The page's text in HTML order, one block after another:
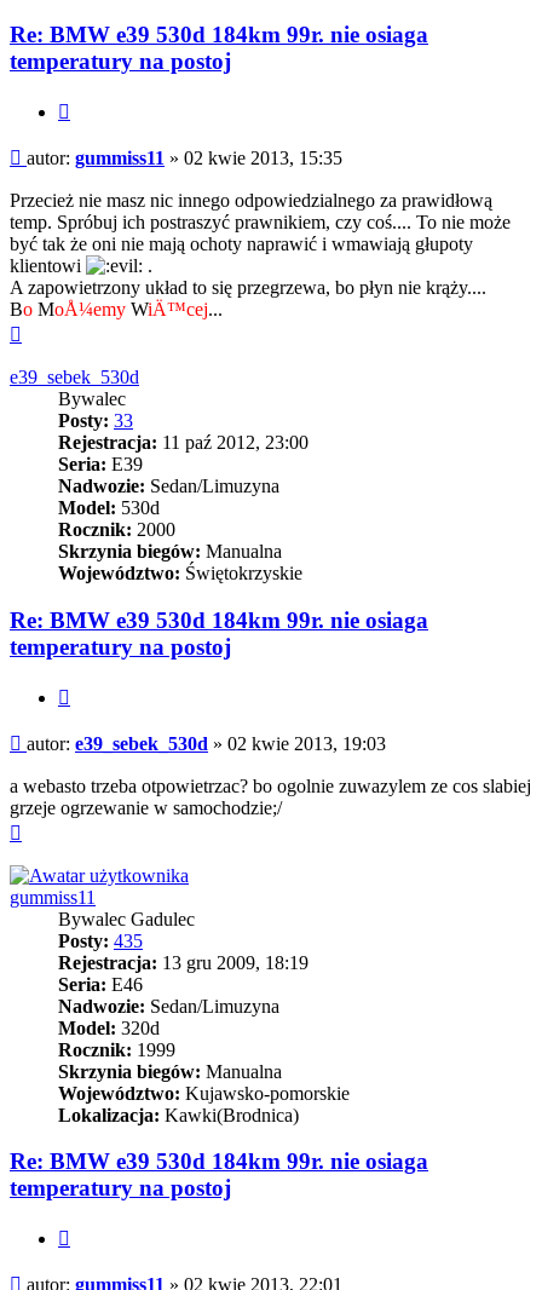
Re: BMW e39 530d 184km 99r. nie osiaga
temperatury na postoj
Post
autor: gummiss11 » 02 kwie 2013, 15:35
Przecież nie masz nic innego odpowiedzialnego za prawidłową
temp. Spróbuj ich postraszyć prawnikiem, czy coś.... To nie może
być tak że oni nie mają ochoty naprawić i wmawiają głupoty
klientowi
.
A zapowietrzony układ to się przegrzewa, bo płyn nie krąży....
Bo MoÅ¼emy WiÄ™cej...
e39_sebek_530d
Bywalec
Posty: 33
Rejestracja: 11 paź 2012, 23:00
Seria: E39
Nadwozie: Sedan/Limuzyna
Model: 530d
Rocznik: 2000
Skrzynia biegów: Manualna
Województwo: Świętokrzyskie
Re: BMW e39 530d 184km 99r. nie osiaga
temperatury na postoj
Post
autor: e39_sebek_530d » 02 kwie 2013, 19:03
a webasto trzeba otpowietrzac? bo ogolnie zuwazylem ze cos slabiej
grzeje ogrzewanie w samochodzie;/
gummiss11
Bywalec Gadulec
Posty: 435
Rejestracja: 13 gru 2009, 18:19
Seria: E46
Nadwozie: Sedan/Limuzyna
Model: 320d
Rocznik: 1999
Skrzynia biegów: Manualna
Województwo: Kujawsko-pomorskie
Lokalizacja: Kawki(Brodnica)
Re: BMW e39 530d 184km 99r. nie osiaga
temperatury na postoj
Post
autor: gummiss11 » 02 kwie 2013, 22:01